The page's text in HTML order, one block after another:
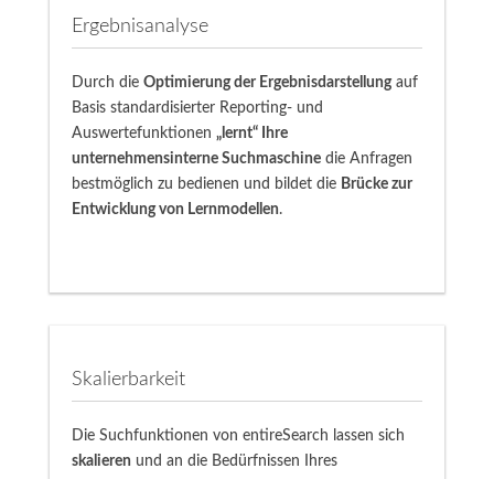
Ergebnisanalyse
Durch die Optimierung der Ergebnisdarstellungauf
Basis standardisierter Reporting- und
Auswertefunktionen „lernt“ Ihre
unternehmensinterne Suchmaschinedie Anfragen
bestmöglich zu bedienen und bildet die Brücke zur
Entwicklung von Lernmodellen.
Skalierbarkeit
Die Suchfunktionen von entireSearch lassen sich
skalieren und an die Bedürfnissen Ihres